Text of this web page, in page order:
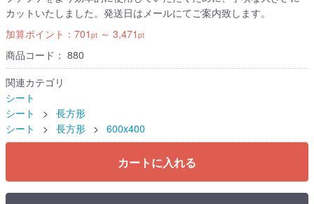
カットいたしました。発送日はメールにてご案内致します。
加算ポイント： 701 pt ～ 3,471 pt
商品コード： 880
関連カテゴリ
シート
シート
長方形
シート
長方形 600x400
カートに入れる